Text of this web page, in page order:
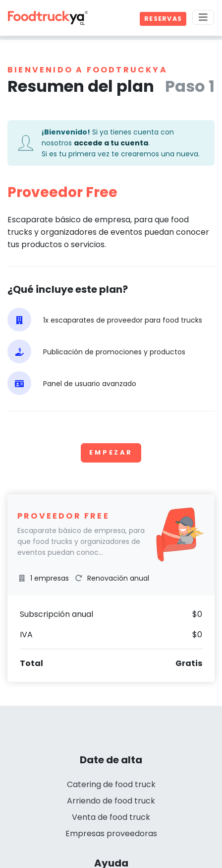
RESERVAS
BIENVENIDO A FOODTRUCKYA
Resumen del plan Paso 1
¡Bienvenido! Si ya tienes cuenta con
nosotros accede a tu cuenta.
Si es tu primera vez te crearemos una nueva.
Proveedor Free
Escaparate básico de empresa, para que food
trucks y organizadores de eventos puedan conocer
tus productos o servicios.
¿Qué incluye este plan?
1x escaparates de proveedor para food trucks
Publicación de promociones y productos
Panel de usuario avanzado
EMPEZAR
PROVEEDOR FREE
Escaparate básico de empresa, para
que food trucks y organizadores de
eventos puedan conoc...
1 empresas Renovación anual
Subscripción anual
$0
IVA
$0
Total Gratis
Date de alta
Catering de food truck
Arriendo de food truck
Venta de food truck
Empresas proveedoras
Ayuda